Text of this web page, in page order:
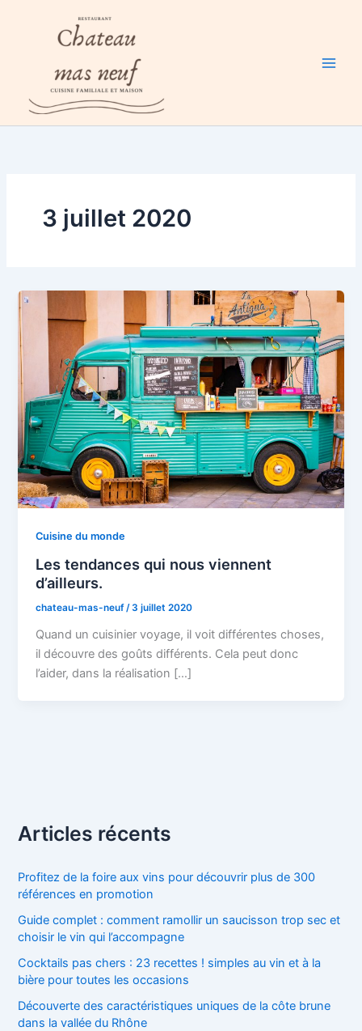
3 juillet 2020
Cuisine du monde
Les tendances qui nous viennent
d’ailleurs.
chateau-mas-neuf/3 juillet 2020
Quand un cuisinier voyage, il voit différentes choses,
il découvre des goûts différents. Cela peut donc
l’aider, dans la réalisation […]
Articles récents
Profitez de la foire aux vins pour découvrir plus de 300
références en promotion
Guide complet : comment ramollir un saucisson trop sec et
choisir le vin qui l’accompagne
Cocktails pas chers : 23 recettes ! simples au vin et à la
bière pour toutes les occasions
Découverte des caractéristiques uniques de la côte brune
dans la vallée du Rhône